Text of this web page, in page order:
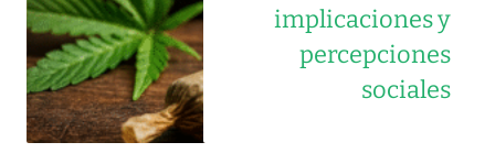
implicaciones y
percepciones
sociales